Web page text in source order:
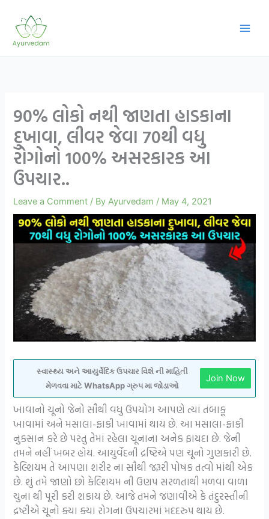
content
90% લોકો નથી જાણતા હાડકાના
દુખાવા, લીવર જેવા 70થી વધુ
રોગોનો 100% અસરકારક આ
ઉપચાર..
Leave a Comment / ByAyurvedam / May 4, 2021
સ્વાસ્થ્ય અને આયુર્વેદિક ઉપચાર વિશે ની માહિતી
મેળવવા માટે WhatsApp ગ્રુપ મા જોડાઓ
Join Now
ખાવાનો ચૂનો જેનો સૌથી વધુ ઉપયોગ આપણે ત્યાં તંબાકૂ
ખાવામાં અને મસાલા-ફાકી ખાવામાં થાય છે. આ મસાલા-ફાકી
નુકસાન કરે છે પરંતુ તેમાં રહેલા ચૂનાના અનેક ફાયદા છે. જેની
તમને નહીં ખબર હોય. આયુર્વેદની દ્રષ્ટિએ પણ ચૂનો ગુણકારી છે.
કેલ્શિયમ તે આપણા શરીર ના સૌથી જરૂરી પોષક તત્વો માંથી એક
છે. શું તમે જાણો છો કેલ્શિયમ ની ઉણપ સરળતાથી મળવા વાળા
ચુના થી પૂરી કરી શકાય છે. આજે તમને જણાવીએ કે તંદુરસ્તીની
દ્રષ્ટીએ ચૂનો ક્યા ક્યા રોગના ઉપચારમાં મદદરુપ થાય છે.